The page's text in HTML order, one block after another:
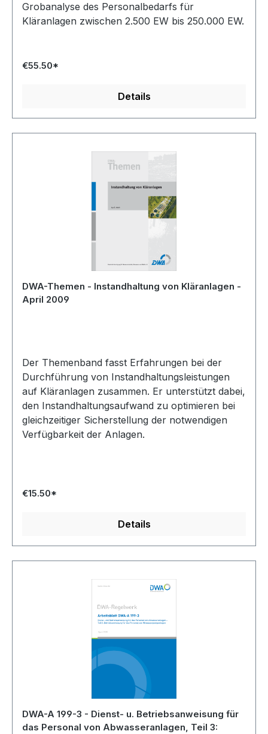
Grobanalyse des Personalbedarfs für
Kläranlagen zwischen 2.500 EW bis 250.000 EW.
€55.50*
Details
DWA-Themen - Instandhaltung von Kläranlagen -
April 2009
Der Themenband fasst Erfahrungen bei der
Durchführung von Instandhaltungsleistungen
auf Kläranlagen zusammen. Er unterstützt dabei,
den Instandhaltungsaufwand zu optimieren bei
gleichzeitiger Sicherstellung der notwendigen
Verfügbarkeit der Anlagen.
€15.50*
Details
DWA-A 199-3 - Dienst- u. Betriebsanweisung für
das Personal von Abwasseranlagen, Teil 3: